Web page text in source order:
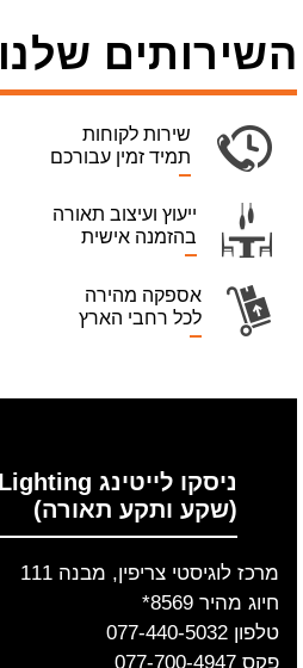
השירותים שלנו
שירות לקוחות
תמיד זמין עבורכם
ייעוץ ועיצוב תאורה
בהזמנה אישית
אספקה מהירה
לכל רחבי הארץ
ניסקו לייטינג Nisko Lighting
(שקע ותקע תאורה)
מרכז לוגיסטי צריפין, מבנה 111
חיוג מהיר 8569*
טלפון 077-440-5032
פקס 077-700-4947